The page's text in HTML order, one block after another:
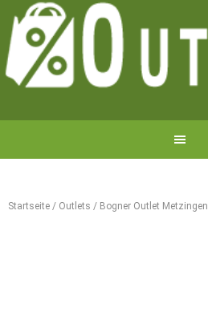
Startseite / Outlets / Bogner Outlet Metzingen